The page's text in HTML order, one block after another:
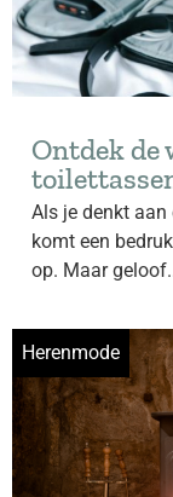
Ontdek de
Als je denkt aan
komt een
op. Maar
Herenmode